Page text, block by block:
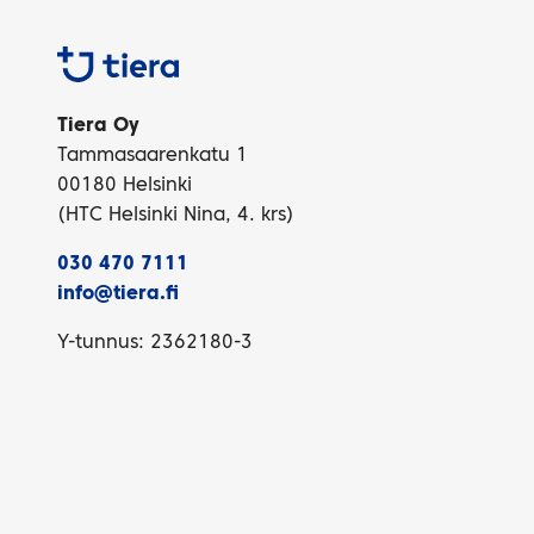
Tiera
Tiera Oy
Tammasaarenkatu 1
00180 Helsinki
(HTC Helsinki Nina, 4. krs)
030 470 7111
info@tiera.fi
Y-tunnus: 2362180-3